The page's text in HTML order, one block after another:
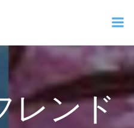
キ
レンド